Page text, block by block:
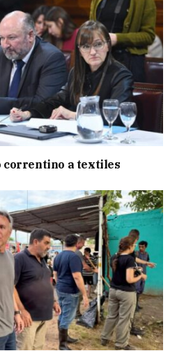
correntino a textiles